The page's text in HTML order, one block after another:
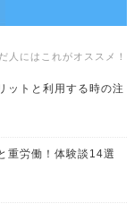
人にはこれがオススメ！
ットと利用する時の注
重労働！体験談14選